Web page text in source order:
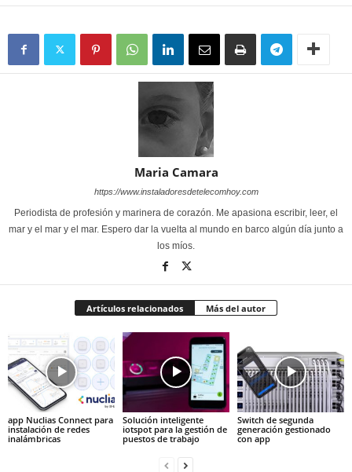
Maria Camara
https://www.instaladoresdetelecomhoy.com
Periodista de profesión y marinera de corazón. Me apasiona escribir, leer, el
mar y el mar y el mar. Espero dar la vuelta al mundo en barco algún día junto a
los míos.
Artículos relacionados Más del autor
app Nuclias Connect para
instalación de redes
inalámbricas
Solución inteligente
iotspot para la gestión de
puestos de trabajo
Switch de segunda
generación gestionado
con app